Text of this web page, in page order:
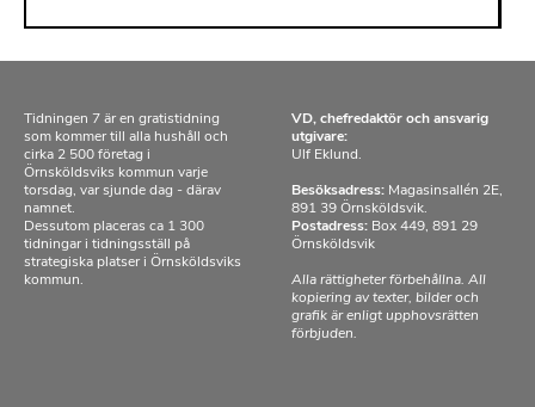
Tidningen 7 är en gratistidning
som kommer till alla hushåll och
cirka 2 500 företag i
Örnsköldsviks kommun varje
torsdag, var sjunde dag - därav
namnet.
Dessutom placeras ca 1 300
tidningar i tidningsställ på
strategiska platser i Örnsköldsviks
kommun.
VD, chefredaktör och ansvarig
utgivare:
Ulf Eklund.
Besöksadress: Magasinsallén 2E,
891 39 Örnsköldsvik.
Postadress: Box 449, 891 29
Örnsköldsvik
Alla rättigheter förbehållna. All
kopiering av texter, bilder och
grafik är enligt upphovsrätten
förbjuden.